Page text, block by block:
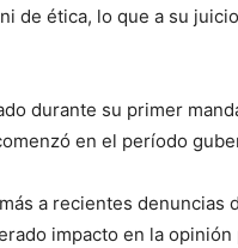
de ética, lo que a su
durante su primer
en el período
a recientes denuncias
impacto en la